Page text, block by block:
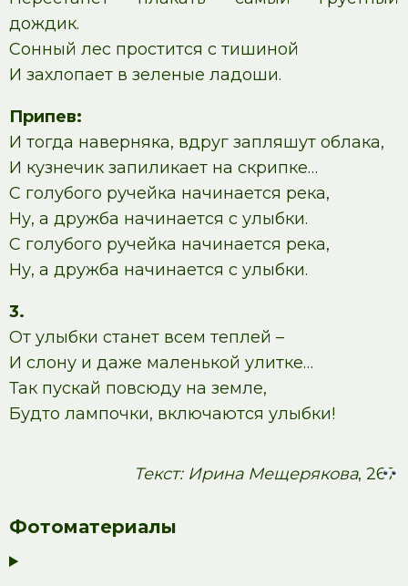
дождик.
Сонный лес простится с тишиной
И захлопает в зеленые ладоши.
Припев:
И тогда наверняка, вдруг запляшут облака,
И кузнечик запиликает на скрипке…
С голубого ручейка начинается река,
Ну, а дружба начинается с улыбки.
С голубого ручейка начинается река,
Ну, а дружба начинается с улыбки.
3.
От улыбки станет всем теплей –
И слону и даже маленькой улитке…
Так пускай повсюду на земле,
Будто лампочки, включаются улыбки!
Текст: Ирина Мещерякова, 267
Фотоматериалы